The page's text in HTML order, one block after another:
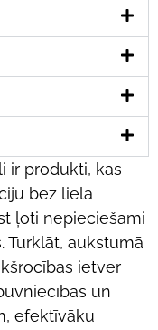
ir produkti, kas
bez liela
ļoti nepieciešami
Turklāt, aukstumā
ietver
un
efektīvāku